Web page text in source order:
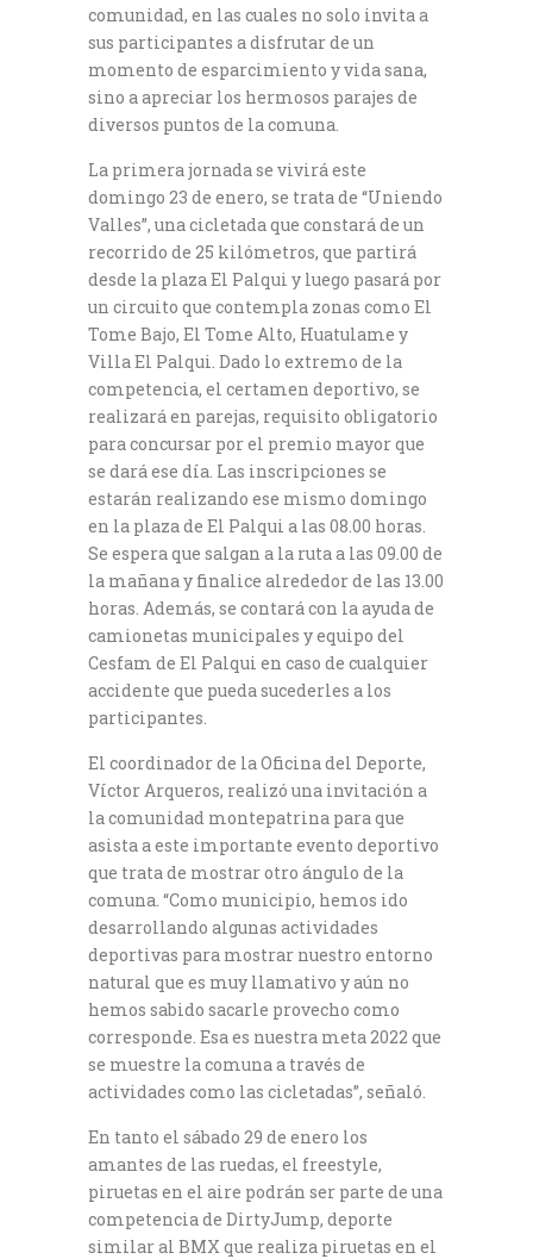
comunidad, en las cuales no solo invita a
sus participantes a disfrutar de un
momento de esparcimiento y vida sana,
sino a apreciar los hermosos parajes de
diversos puntos de la comuna.
La primera jornada se vivirá este
domingo 23 de enero, se trata de “Uniendo
Valles”, una cicletada que constará de un
recorrido de 25 kilómetros, que partirá
desde la plaza El Palqui y luego pasará por
un circuito que contempla zonas como El
Tome Bajo, El Tome Alto, Huatulame y
Villa El Palqui. Dado lo extremo de la
competencia, el certamen deportivo, se
realizará en parejas, requisito obligatorio
para concursar por el premio mayor que
se dará ese día. Las inscripciones se
estarán realizando ese mismo domingo
en la plaza de El Palqui a las 08.00 horas.
Se espera que salgan a la ruta a las 09.00 de
la mañana y finalice alrededor de las 13.00
horas. Además, se contará con la ayuda de
camionetas municipales y equipo del
Cesfam de El Palqui en caso de cualquier
accidente que pueda sucederles a los
participantes.
El coordinador de la Oficina del Deporte,
Víctor Arqueros, realizó una invitación a
la comunidad montepatrina para que
asista a este importante evento deportivo
que trata de mostrar otro ángulo de la
comuna. “Como municipio, hemos ido
desarrollando algunas actividades
deportivas para mostrar nuestro entorno
natural que es muy llamativo y aún no
hemos sabido sacarle provecho como
corresponde. Esa es nuestra meta 2022 que
se muestre la comuna a través de
actividades como las cicletadas”, señaló.
En tanto el sábado 29 de enero los
amantes de las ruedas, el freestyle,
piruetas en el aire podrán ser parte de una
competencia de DirtyJump, deporte
similar al BMX que realiza piruetas en el